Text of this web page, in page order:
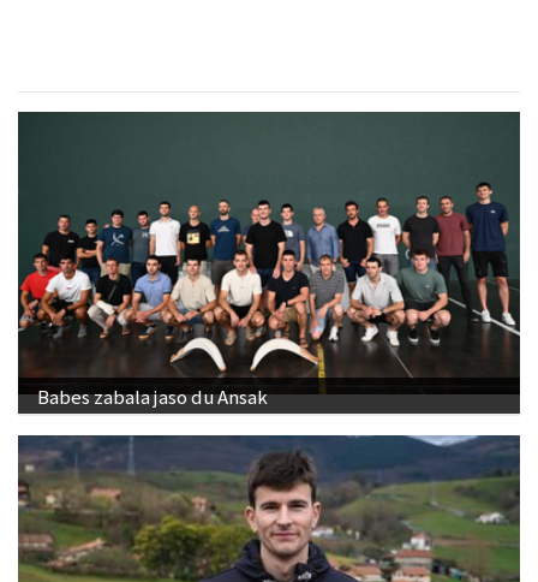
Babes zabala jaso du Ansak